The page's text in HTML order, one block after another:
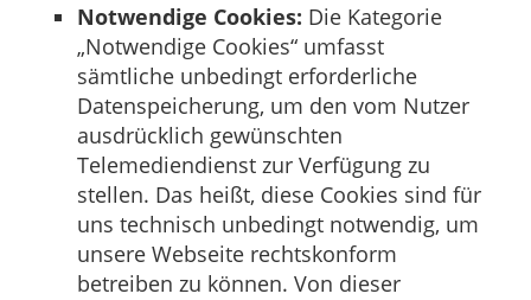
Notwendige Cookies: Die Kategorie
„Notwendige Cookies“ umfasst
sämtliche unbedingt erforderliche
Datenspeicherung, um den vom Nutzer
ausdrücklich gewünschten
Telemediendienst zur Verfügung zu
stellen. Das heißt, diese Cookies sind für
uns technisch unbedingt notwendig, um
unsere Webseite rechtskonform
betreiben zu können. Von dieser